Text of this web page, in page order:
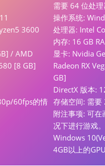
3600
/ AMD
[8 GB]
60fps的情
需要 64 位处
操作系统:
处理器: Intel
内存: 16 GB
显卡: Nvidia
Radeon RX
GB]
DirectX 版本:
存储空间: 需要
附注事项: 可
况下进行游戏
Windows
4GB以上的